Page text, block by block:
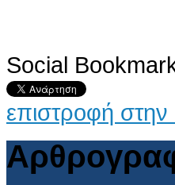
Social
επιστροφή